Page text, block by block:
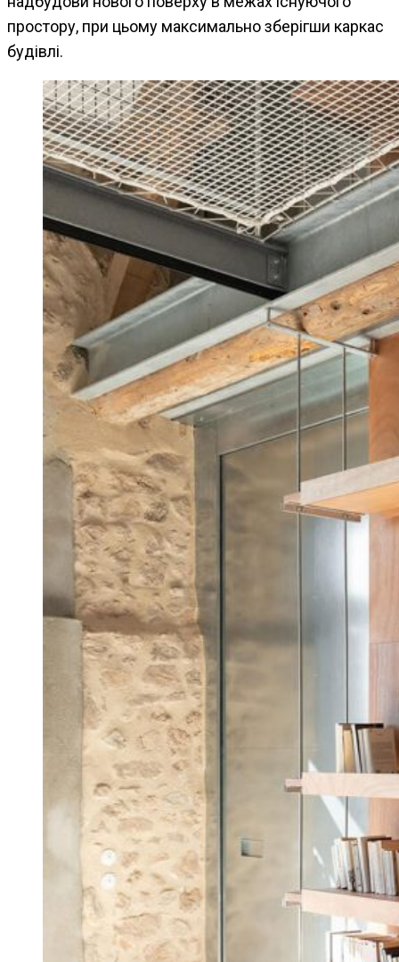
простору, при цьому максимально зберігши каркас
будівлі.